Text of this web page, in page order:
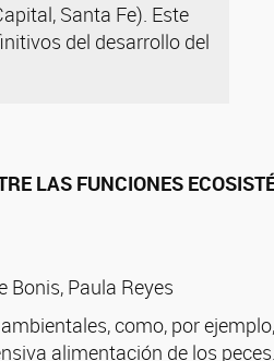
Santa Fe). Este
del desarrollo del
LAS FUNCIONES
Bonis, Paula Reyes
como, por
alimentación de los